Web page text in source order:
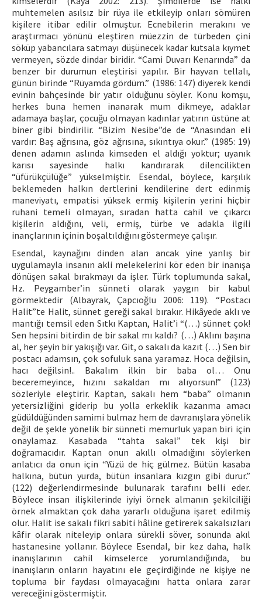
muhtemelen asılsız bir rüya ile etkileyip onları sömüren
kişilere itibar edilir olmuştur. Ecnebilerin merakını ve
araştırmacı yönünü eleştiren müezzin de türbeden çini
söküp yabancılara satmayı düşünecek kadar kutsala kıymet
vermeyen, sözde dindar biridir. “Cami Duvarı Kenarında” da
benzer bir durumun eleştirisi yapılır. Bir hayvan tellalı,
günün birinde “Rüyamda gördüm.” (1986: 147) diyerek kendi
evinin bahçesinde bir yatır olduğunu söyler. Konu komşu,
herkes buna hemen inanarak mum dikmeye, adaklar
adamaya başlar, çocuğu olmayan kadınlar yatırın üstüne at
biner gibi bindirilir. “Bizim Nesibe”de de “Anasından eli
vardır: Baş ağrısına, göz ağrısına, sıkıntıya okur.” (1985: 19)
denen adamın aslında kimseden el aldığı yoktur; uyanık
karısı sayesinde halkı kandırarak dilencilikten
“üfürükçülüğe” yükselmiştir. Esendal, böylece, karşılık
beklemeden halkın dertlerini kendilerine dert edinmiş
maneviyatı, empatisi yüksek ermiş kişilerin yerini hiçbir
ruhani temeli olmayan, sıradan hatta cahil ve çıkarcı
kişilerin aldığını, veli, ermiş, türbe ve adakla ilgili
inançlarının içinin boşaltıldığını göstermeye çalışır.
Esendal, kaynağını dinden alan ancak yine yanlış bir
uygulamayla insanın akli melekelerini kör eden bir inanışa
dönüşen sakal bırakmayı da işler. Türk toplumunda sakal,
Hz. Peygamber’in sünneti olarak yaygın bir kabul
görmektedir (Albayrak, Çapcıoğlu 2006: 119). “Postacı
Halit”te Halit, sünnet gereği sakal bırakır. Hikâyede aklı ve
mantığı temsil eden Sıtkı Kaptan, Halit’i “(…) sünnet çok!
Sen hepsini bitirdin de bir sakal mı kaldı? (…) Aklını başına
al, her şeyin bir yakışığı var. Git, o sakalı da kazıt (…) Sen bir
postacı adamsın, çok sofuluk sana yaramaz. Hoca değilsin,
hacı değilsin!.. Bakalım ilkin bir baba ol… Onu
beceremeyince, hızını sakaldan mı alıyorsun!” (123)
sözleriyle eleştirir. Kaptan, sakalı hem “baba” olmanın
yetersizliğini giderip bu yolla erkeklik kazanma amacı
güdüldüğünden samimi bulmaz hem de davranışlara yönelik
değil de şekle yönelik bir sünneti memurluk yapan biri için
onaylamaz. Kasabada “tahta sakal” tek kişi bir
doğramacıdır. Kaptan onun akıllı olmadığını söylerken
anlatıcı da onun için “Yüzü de hiç gülmez. Bütün kasaba
halkına, bütün yurda, bütün insanlara kızgın gibi durur.”
(122) değerlendirmesinde bulunarak tarafını belli eder.
Böylece insan ilişkilerinde iyiyi örnek almanın şekilciliği
örnek almaktan çok daha yararlı olduğuna işaret edilmiş
olur. Halit ise sakalı fikri sabiti hâline getirerek sakalsızları
kâfir olarak niteleyip onlara sürekli söver, sonunda akıl
hastanesine yollanır. Böylece Esendal, bir kez daha, halk
inanışlarının cahil kimselerce yorumlandığında, bu
inanışların onların hayatını ele geçirdiğinde ne kişiye ne
topluma bir faydası olmayacağını hatta onlara zarar
vereceğini göstermiştir.